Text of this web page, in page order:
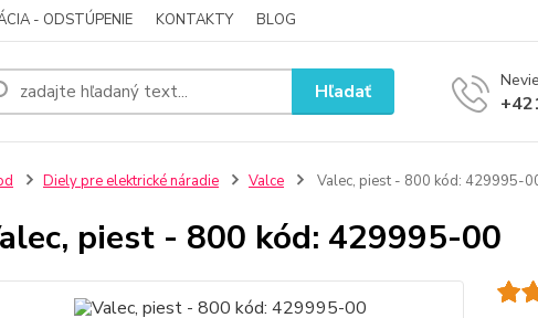
- ODSTÚPENIE KONTAKTY BLOG
Hľadať
Diely pre elektrické náradie Valce Valec, piest - 800 kód: 429995-
piest - 800 kód: 429995-00